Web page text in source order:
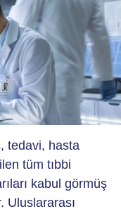
tedavi, hasta
tüm tıbbi
kabul görmüş
Uluslararası